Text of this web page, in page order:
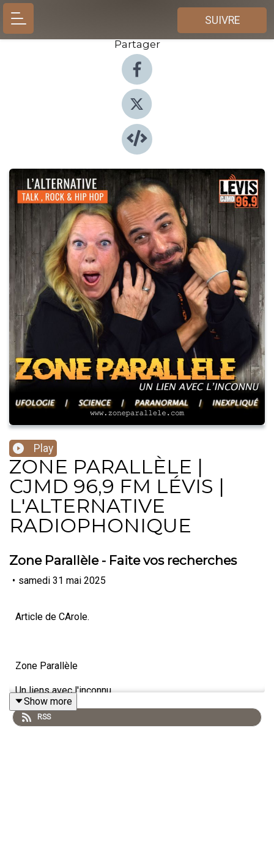
SUIVRE
Partager
Play
ZONE PARALLÈLE |
CJMD 96,9 FM LÉVIS |
L'ALTERNATIVE
RADIOPHONIQUE
Zone Parallèle - Faite vos recherches
• samedi 31 mai 2025
Article de CArole.
Zone Parallèle
Un liens avec l'inconnu
Ufologie|SCIENCE|PARANORMAL|INEXPLIQUÉ
Show more
RSS